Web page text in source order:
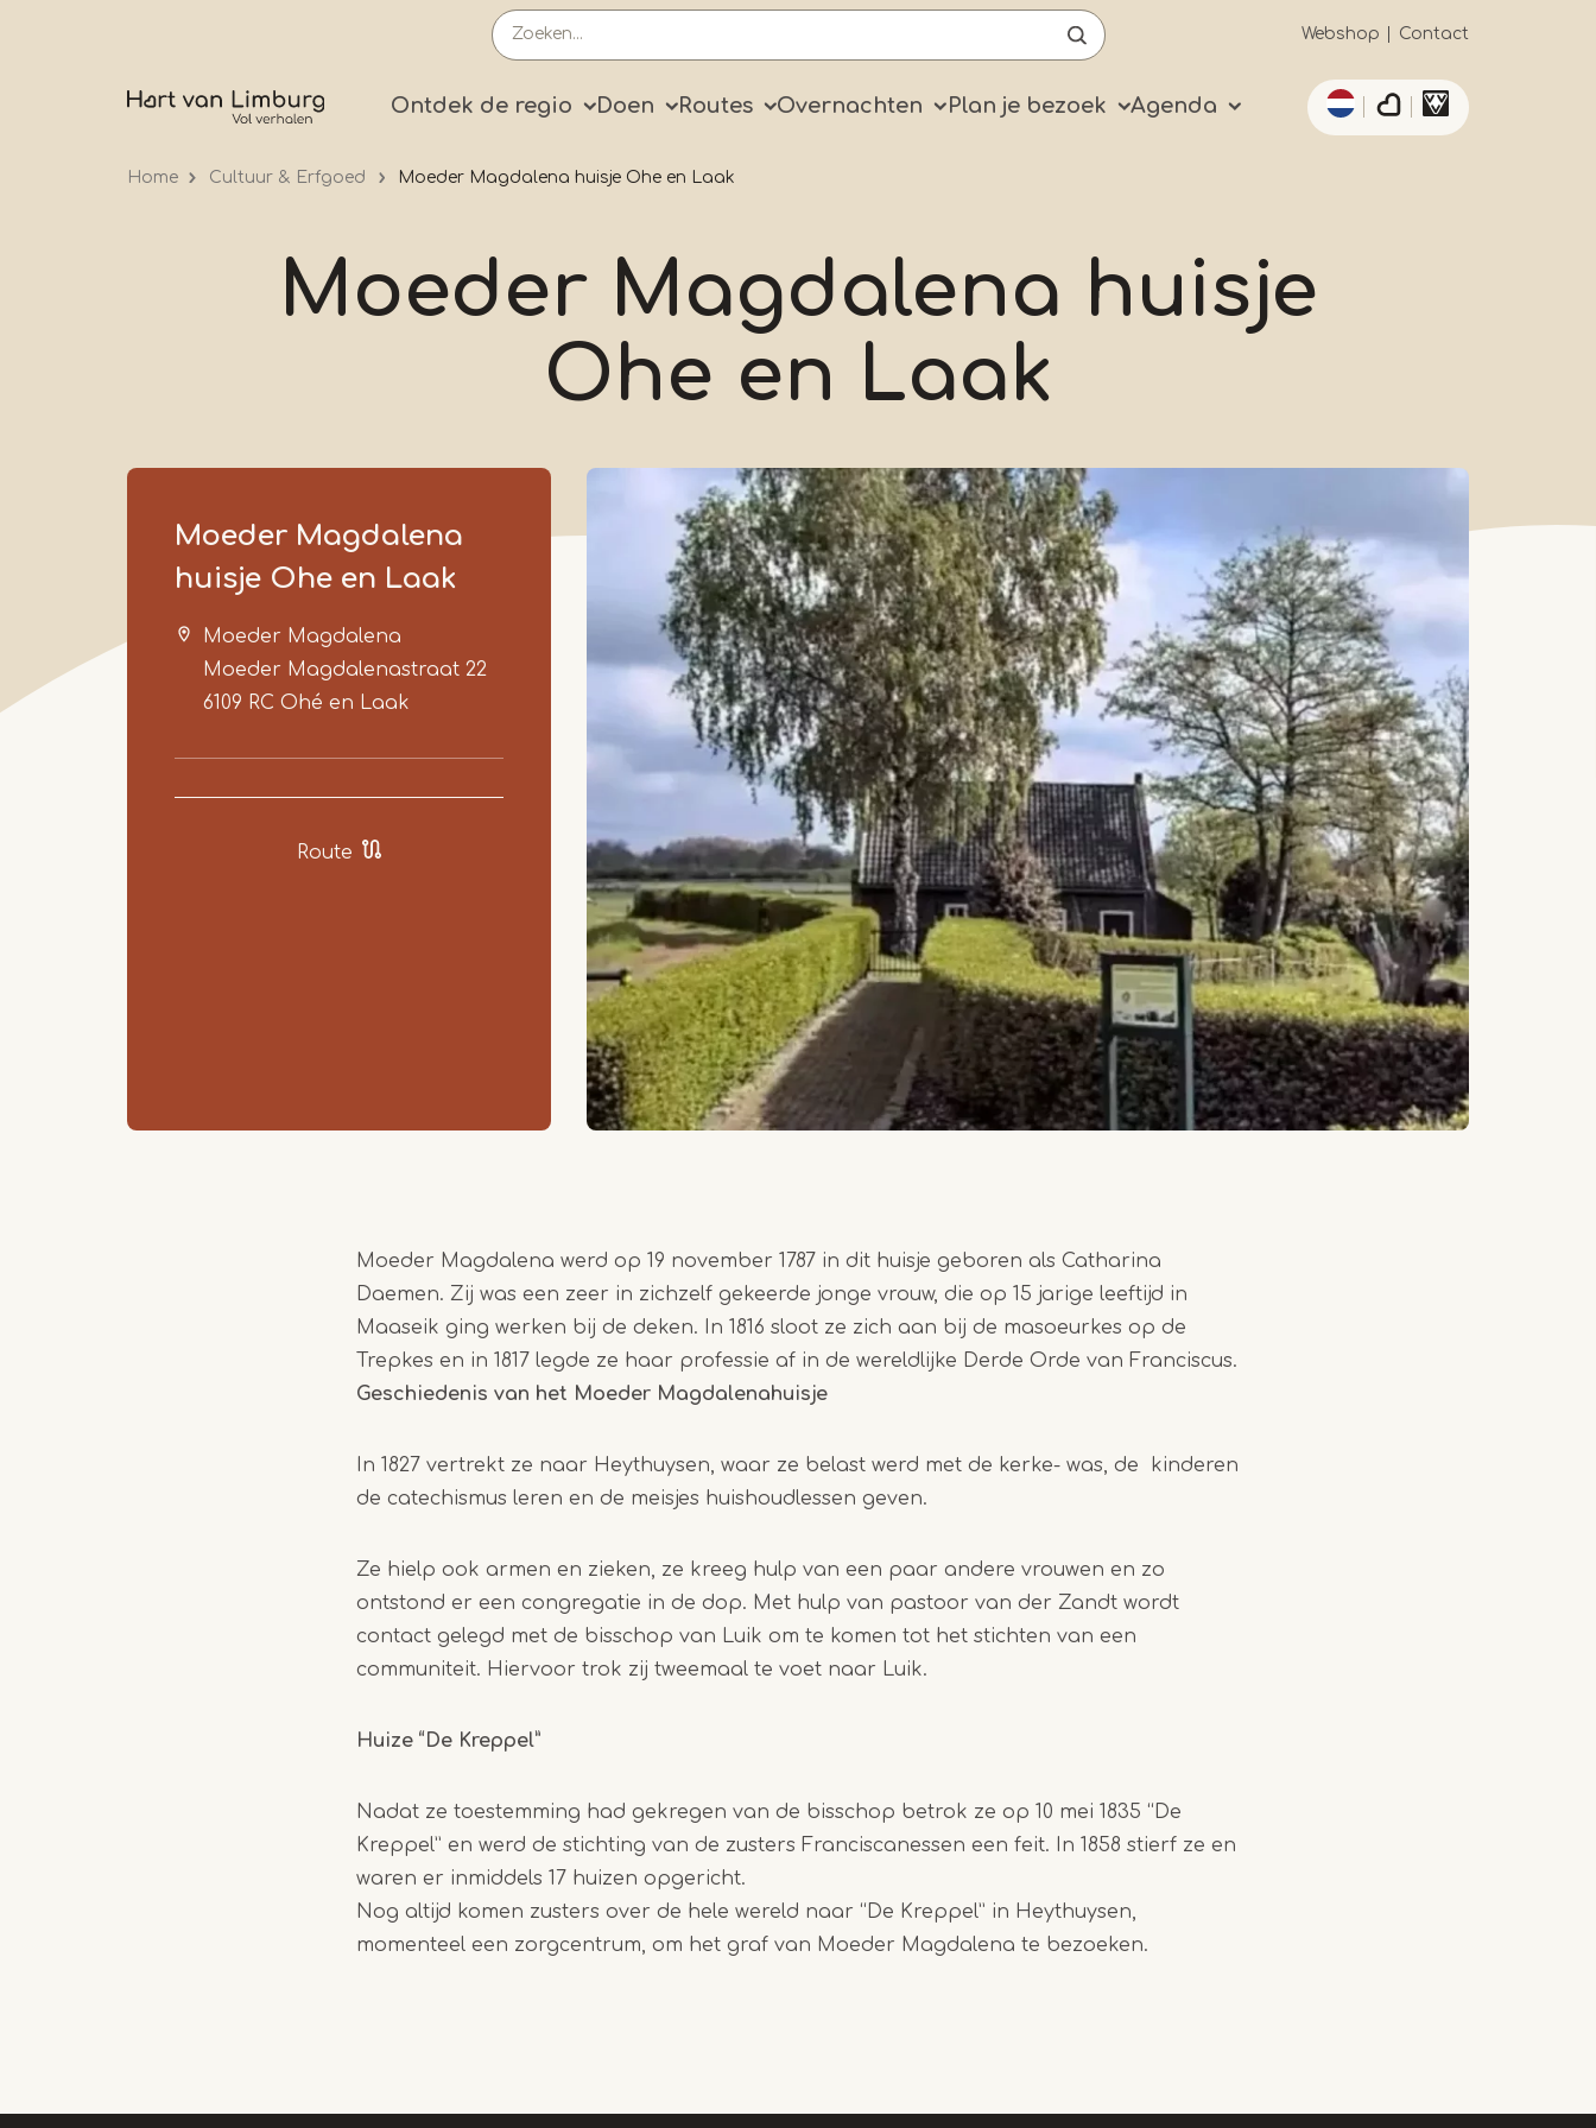
Secundaïre
navigatie
Webshop Contact
Primary
Ontdek de regio Doen Routes Overnachten Plan je bezoek Agenda
Aanvullende acties
Home Cultuur & Erfgoed Moeder Magdalena huisje Ohe en Laak
Moeder Magdalena huisje
Ohe en Laak
Moeder Magdalena
huisje Ohe en Laak
Moeder Magdalena
Moeder Magdalenastraat 22
6109 RC Ohé en Laak
Route
Moeder Magdalena werd op 19 november 1787 in dit huisje geboren als Catharina
Daemen. Zij was een zeer in zichzelf gekeerde jonge vrouw, die op 15 jarige leeftijd in
Maaseik ging werken bij de deken. In 1816 sloot ze zich aan bij de masoeurkes op de
Trepkes en in 1817 legde ze haar professie af in de wereldlijke Derde Orde van Franciscus.
Geschiedenis van het Moeder Magdalenahuisje
In 1827 vertrekt ze naar Heythuysen, waar ze belast werd met de kerke- was, de kinderen
de catechismus leren en de meisjes huishoudlessen geven.
Ze hielp ook armen en zieken, ze kreeg hulp van een paar andere vrouwen en zo
ontstond er een congregatie in de dop. Met hulp van pastoor van der Zandt wordt
contact gelegd met de bisschop van Luik om te komen tot het stichten van een
communiteit. Hiervoor trok zij tweemaal te voet naar Luik.
Huize “De Kreppel”
Nadat ze toestemming had gekregen van de bisschop betrok ze op 10 mei 1835 “De
Kreppel” en werd de stichting van de zusters Franciscanessen een feit. In 1858 stierf ze en
waren er inmiddels 17 huizen opgericht.
Nog altijd komen zusters over de hele wereld naar “De Kreppel” in Heythuysen,
momenteel een zorgcentrum, om het graf van Moeder Magdalena te bezoeken.